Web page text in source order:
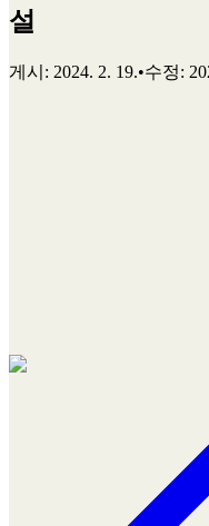
설
게시 : 2024. 2. 19.•수정: